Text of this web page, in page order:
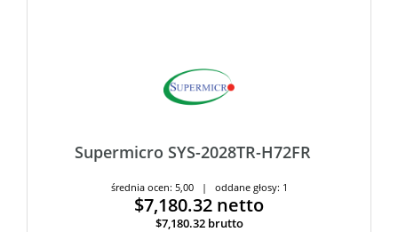
Supermicro SYS-2028TR-H72FR
średnia ocen: 5,00 | oddane głosy: 1
$7,180.32 netto
$7,180.32 brutto